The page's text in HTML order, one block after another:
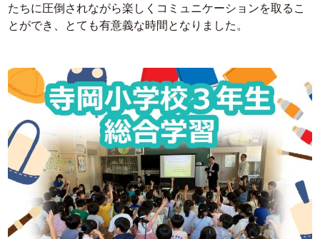
たちに圧倒されながら楽しくコミュニケーションを取るこ
とができ、とても有意義な時間となりました。